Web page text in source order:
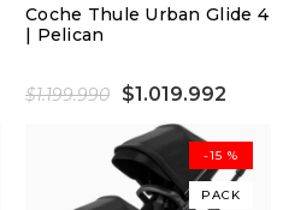
Coche Thule Urban Glide 4
| Pelican
$1.199.990 $1.019.992
-15 %
PACK